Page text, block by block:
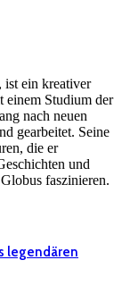
ist ein kreativer
einem Studium der
nach neuen
gearbeitet. Seine
die er
und
faszinieren.
legendären